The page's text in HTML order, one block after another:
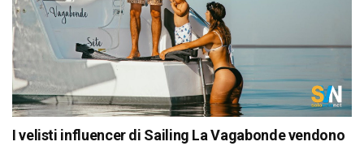
I velisti influencer di Sailing La Vagabonde vendono